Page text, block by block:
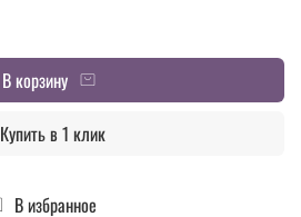
В избранное
В корзину
Купить в 1 клик